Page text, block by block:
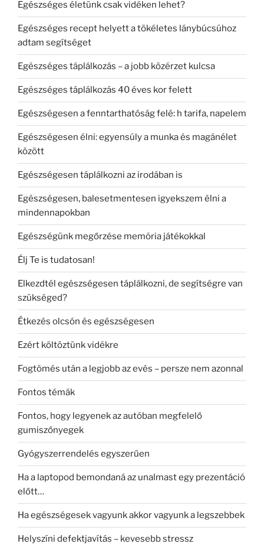
Egészséges életünk csak vidéken lehet?
Egészséges recept helyett a tökéletes lánybúcsúhoz
adtam segítséget
Egészséges táplálkozás – a jobb közérzet kulcsa
Egészséges táplálkozás 40 éves kor felett
Egészségesen a fenntarthatóság felé: h tarifa, napelem
Egészségesen élni: egyensúly a munka és magánélet
között
Egészségesen táplálkozni az irodában is
Egészségesen, balesetmentesen igyekszem élni a
mindennapokban
Egészségünk megőrzése memória játékokkal
Élj Te is tudatosan!
Elkezdtél egészségesen táplálkozni, de segítségre van
szükséged?
Étkezés olcsón és egészségesen
Ezért költöztünk vidékre
Fogtömés után a legjobb az evés – persze nem azonnal
Fontos témák
Fontos, hogy legyenek az autóban megfelelő
gumiszőnyegek
Gyógyszerrendelés egyszerűen
Ha a laptopod bemondaná az unalmast egy prezentáció
előtt…
Ha egészségesek vagyunk akkor vagyunk a legszebbek
Helyszíni defektjavítás – kevesebb stressz